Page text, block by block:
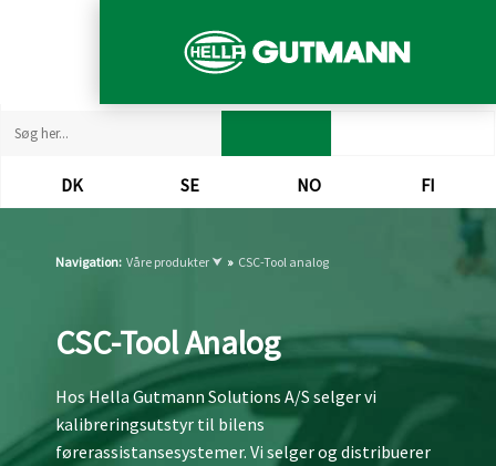
DK​ SE​ NO​ FI​
Navigation: Våre produkter ⮟ » CSC-Tool analog
CSC-Tool Analog
Hos Hella Gutmann Solutions A/S selger vi
kalibreringsutstyr til bilens
førerassistansesystemer. Vi selger og distribuerer